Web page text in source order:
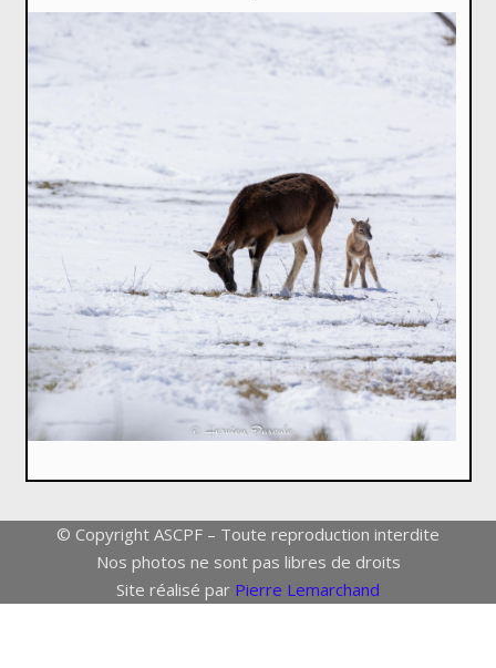
© Copyright ASCPF – Toute reproduction interdite
Nos photos ne sont pas libres de droits
Site réalisé par Pierre Lemarchand